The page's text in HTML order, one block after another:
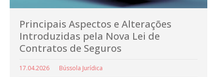
Principais Aspectos e Alterações
Introduzidas pela Nova Lei de
Contratos de Seguros
17.04.2026 Bússola Jurídica